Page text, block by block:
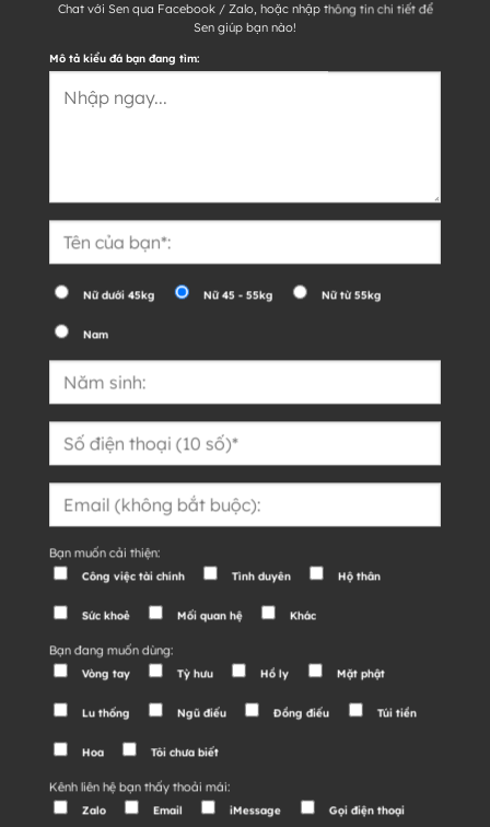
Chat với Sen qua Facebook / Zalo, hoặc nhập thông tin chi tiết để
Sen giúp bạn nào!
Mô tả kiểu đá bạn đang tìm:
Nữ dưới 45kg Nữ 45 - 55kg Nữ từ 55kg
Nam
Bạn muốn cải thiện:
Công việc tài chính Tình duyên Hộ thân
Sức khoẻ Mối quan hệ Khác
Bạn đang muốn dùng:
Vòng tay Tỳ hưu Hồ ly Mặt phật
Lu thống Ngũ điếu Đồng điếu Túi tiền
Hoa Tôi chưa biết
Kênh liên hệ bạn thấy thoải mái:
Zalo Email iMessage Gọi điện thoại